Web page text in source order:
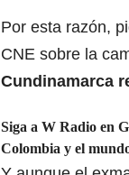
Por esta razón,
CNE sobre la
Cundinamarca
Siga a W Radio en
Colombia y el